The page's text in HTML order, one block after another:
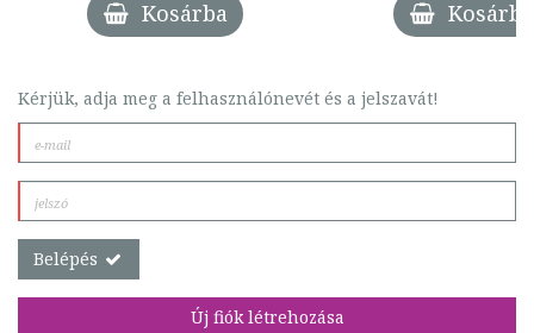
Kosárba Kosárba
Kérjük, adja meg a felhasználónevét és a jelszavát!
Belépés
Új fiók létrehozása